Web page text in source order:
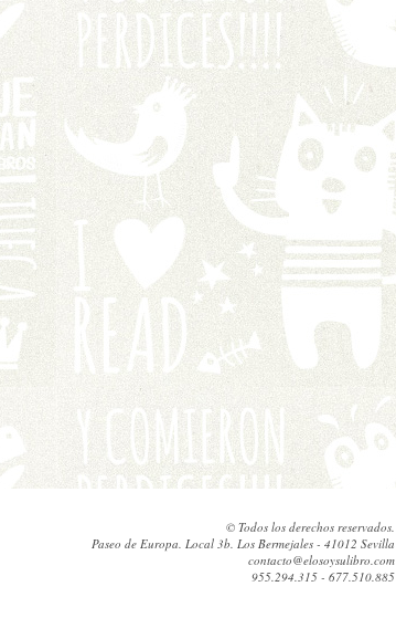
© Todos los derechos reservados.
Paseo de Europa. Local 3b. Los Bermejales - 41012 Sevilla
contacto@elosoysulibro.com
955.294.315 - 677.510.885